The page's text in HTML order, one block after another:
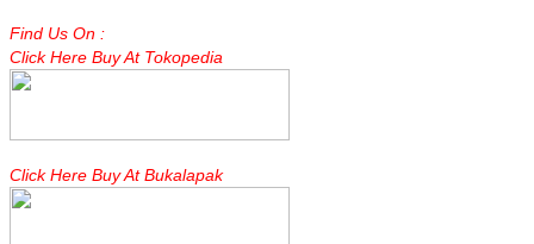
Find Us On :
Click Here Buy At Tokopedia
Click Here Buy At Bukalapak